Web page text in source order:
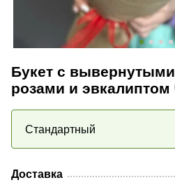
Букет с вывернутыми
розами и эвкалиптом
Стандартный
Доставка